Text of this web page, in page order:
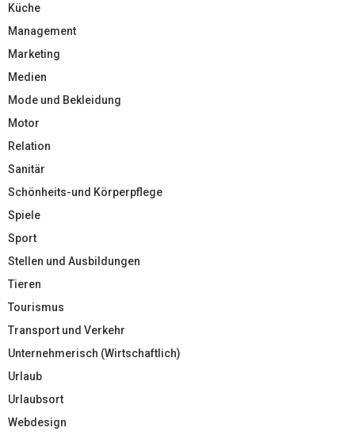
Küche
Management
Marketing
Medien
Mode und Bekleidung
Motor
Relation
Sanitär
Schönheits-und Körperpflege
Spiele
Sport
Stellen und Ausbildungen
Tieren
Tourismus
Transport und Verkehr
Unternehmerisch (Wirtschaftlich)
Urlaub
Urlaubsort
Webdesign